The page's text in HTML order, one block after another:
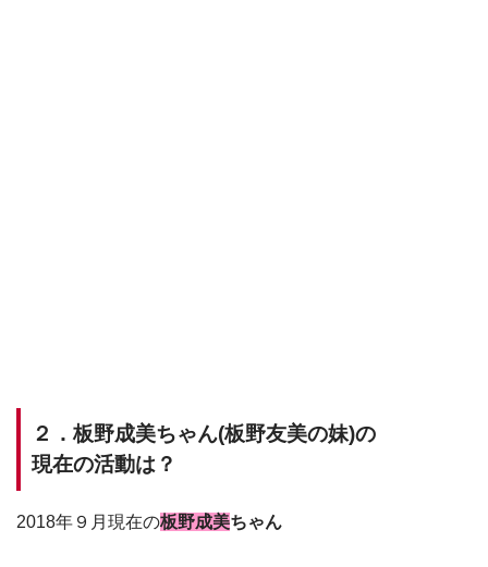
２．板野成美ちゃん(板野友美の妹)の
現在の活動は？
2018年９月現在の板野成美ちゃん